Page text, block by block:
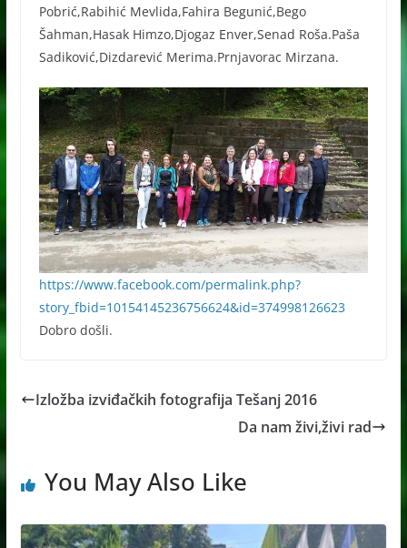
Pobrić,Rabihić Mevlida,Fahira Begunić,Bego
Šahman,Hasak Himzo,Djogaz Enver,Senad Roša.Paša
Sadiković,Dizdarević Merima.Prnjavorac Mirzana.
https://www.facebook.com/permalink.php?
story_fbid=10154145236756624&id=374998126623
Dobro došli.
Izložba izviđačkih fotografija Tešanj 2016
Da nam živi,živi rad
You May Also Like